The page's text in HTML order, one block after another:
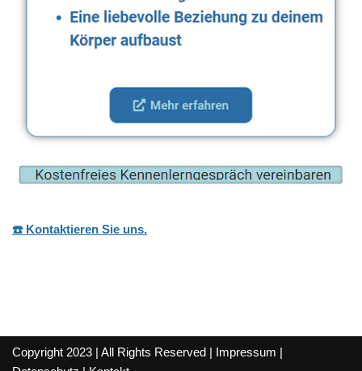
☎️ Kontaktieren Sie uns.
Copyright 2023 | All Rights Reserved | Impressum |